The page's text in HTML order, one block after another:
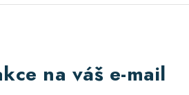
na váš e-mail